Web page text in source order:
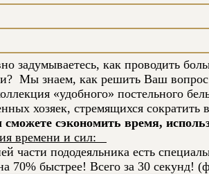
задумываетесь, как проводить
Мы знаем, как решить Ваш
«удобного» постельного
хозяек, стремящихся
сэкономить время,
времени и сил:
части пододеяльника есть
70% быстрее! Всего за 30 секунд!